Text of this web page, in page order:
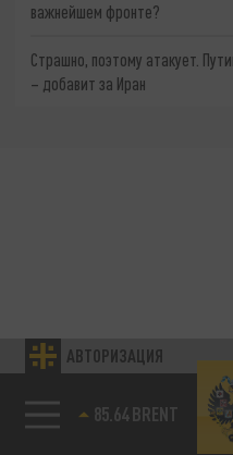
АВТОРИЗАЦИЯ
85.64 BRENT
важнейшем фронте?
Страшно, поэтому атакует.
– добавит за Иран